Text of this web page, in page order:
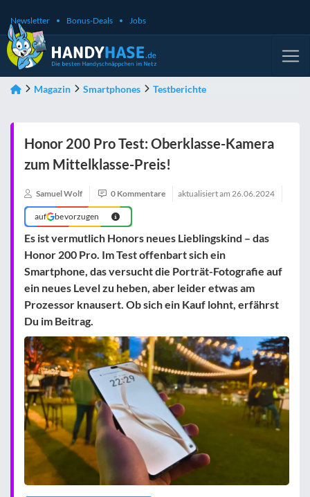
Newsletter Bonus-Deals Jobs
Magazin Smartphones Testberichte
Honor 200 Pro Test: Oberklasse-Kamera
zum Mittelklasse-Preis!
Samuel Wolf 0 Kommentare aktualisiert am 26.06.2024
auf bevorzugen
Es ist vermutlich Honors neues Lieblingskind – das
Honor 200 Pro. Im Test offenbart sich ein
Smartphone, das versucht die Porträt-Fotografie auf
ein neues Level zu heben, aber leider etwas am
Prozessor knausert. Ob sich ein Kauf lohnt, erfährst
Du im Beitrag.